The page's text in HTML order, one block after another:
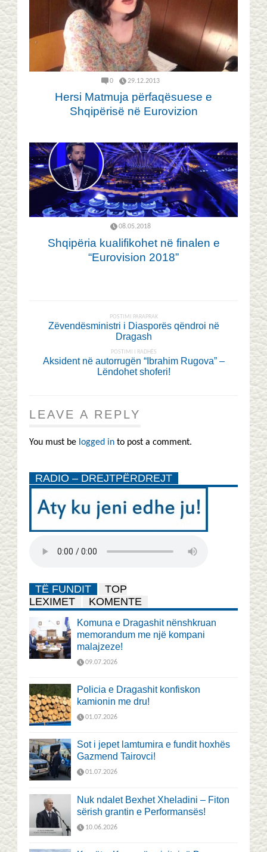
0 29.12.2013
Hersi Matmuja përfaqësuese e
Shqipërisë në Eurovizion
08.05.2018
Shqipëria kualifikohet në finalen e
“Eurovision 2018”
POSTIMI PARAPRAK
Zëvendësministri i Diasporës qëndroi në
Dragash
POSTIMI I RADHËS
Aksident në autorrugën “Ibrahim Rugova” –
Lëndohet shoferi!
LEAVE A REPLY
You must be logged in to post a comment.
RADIO – DREJTPËRDREJT
TË FUNDIT
TOP
LEXIMET
KOMENTE
Komuna e Dragashit nënshkruan
memorandum me një kompani
malajzeze!
09.07.2026
Policia e Dragashit konfiskon
kamionin me dru!
01.07.2026
Sot i jepet lamtumira e fundit hoxhës
Gazmend Tairovci!
01.07.2026
Nuk ndalet Bexhet Xheladini – Fiton
sërish grantin e Performansës!
10.06.2026